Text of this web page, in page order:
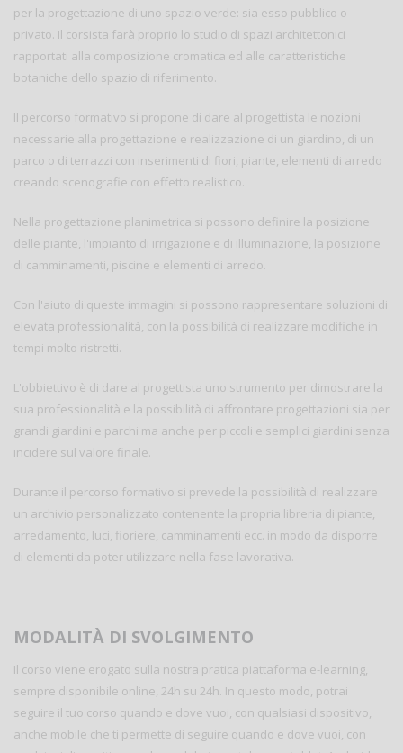
per la progettazione di uno spazio verde: sia esso pubblico o
privato. Il corsista farà proprio lo studio di spazi architettonici
rapportati alla composizione cromatica ed alle caratteristiche
botaniche dello spazio di riferimento.
Il percorso formativo si propone di dare al progettista le nozioni
necessarie alla progettazione e realizzazione di un giardino, di un
parco o di terrazzi con inserimenti di fiori, piante, elementi di arredo
creando scenografie con effetto realistico.
Nella progettazione planimetrica si possono definire la posizione
delle piante, l'impianto di irrigazione e di illuminazione, la posizione
di camminamenti, piscine e elementi di arredo.
Con l'aiuto di queste immagini si possono rappresentare soluzioni di
elevata professionalità, con la possibilità di realizzare modifiche in
tempi molto ristretti.
L'obbiettivo è di dare al progettista uno strumento per dimostrare la
sua professionalità e la possibilità di affrontare progettazioni sia per
grandi giardini e parchi ma anche per piccoli e semplici giardini senza
incidere sul valore finale.
Durante il percorso formativo si prevede la possibilità di realizzare
un archivio personalizzato contenente la propria libreria di piante,
arredamento, luci, fioriere, camminamenti ecc. in modo da disporre
di elementi da poter utilizzare nella fase lavorativa.
MODALITÀ DI SVOLGIMENTO
Il corso viene erogato sulla nostra pratica piattaforma e-learning,
sempre disponibile online, 24h su 24h. In questo modo, potrai
seguire il tuo corso quando e dove vuoi, con qualsiasi dispositivo,
anche mobile che ti permette di seguire quando e dove vuoi, con